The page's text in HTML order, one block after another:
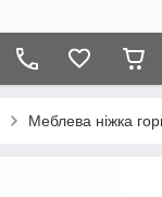
Меблева ніжка